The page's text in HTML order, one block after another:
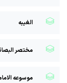
الغیبه
مختصر
موسوعه